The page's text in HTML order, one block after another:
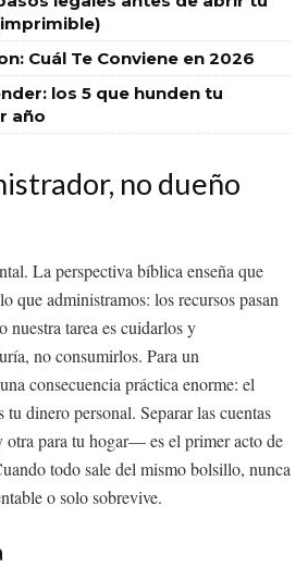
Cuál Te Conviene en 2026
los 5 que hunden tu
año
no dueño
La perspectiva bíblica enseña que
que administramos: los recursos pasan
nuestra tarea es cuidarlos y
no consumirlos. Para un
consecuencia práctica enorme: el
dinero personal. Separar las cuentas
para tu hogar— es el primer acto de
todo sale del mismo bolsillo, nunca
o solo sobrevive.